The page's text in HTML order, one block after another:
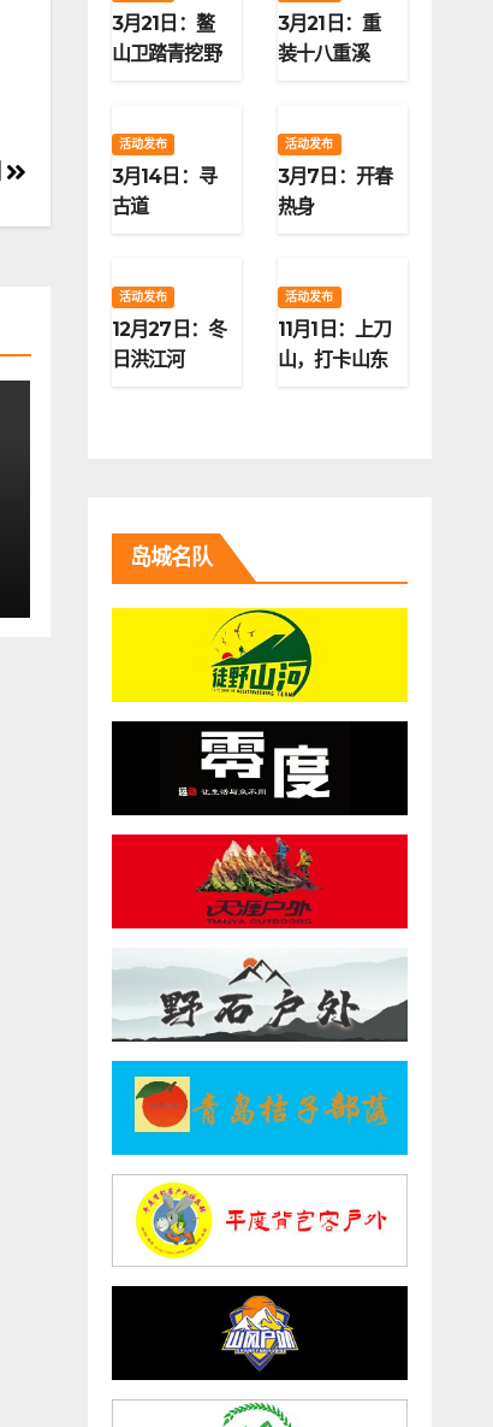
3月21日：鳌
山卫踏青挖野
3月21日：重
装十八重溪
活动发布
3月14日：寻
古道
活动发布
3月7日：开春
热身
活动发布
12月27日：冬
日洪江河
活动发布
11月1日：上刀
山，打卡山东
岛城名队